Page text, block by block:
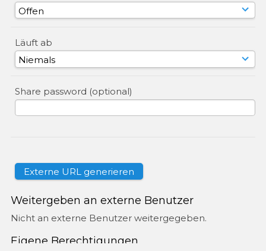
Läuft ab
Share password (optional)
Weitergeben an externe Benutzer
Nicht an externe Benutzer weitergegeben.
Eigene Berechtigungen